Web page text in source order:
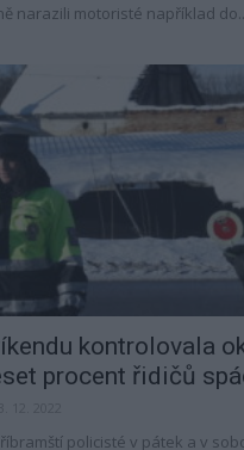
narazili motoristé například
kontrolovala
procent řidičů
policisté v pátek a v